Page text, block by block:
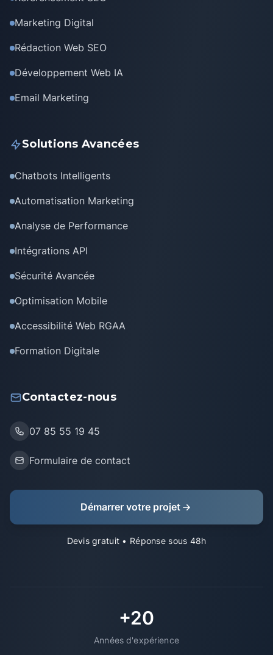
Marketing Digital
Rédaction Web SEO
Développement Web IA
Email Marketing
Solutions Avancées
Chatbots Intelligents
Automatisation Marketing
Analyse de Performance
Intégrations API
Sécurité Avancée
Optimisation Mobile
Accessibilité Web RGAA
Formation Digitale
Contactez-nous
07 85 55 19 45
Formulaire de contact
Démarrer votre projet
Devis gratuit • Réponse sous 48h
+20
Années d'expérience